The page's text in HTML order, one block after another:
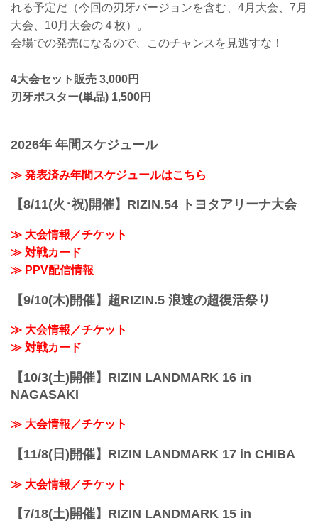
れる予定だ（今回の刃牙バージョンを含む、4月大会、7月
大会、10月大会の４枚）。
会場での発売になるので、このチャンスを見逃すな！
4大会セット販売 3,000円
刃牙ポスター(単品) 1,500円
2026年 年間スケジュール
≫ 発表済み年間スケジュールはこちら
【8/11(火･祝)開催】RIZIN.54 トヨタアリーナ大会
≫ 大会情報／チケット
≫ 対戦カード
≫ PPV配信情報
【9/10(木)開催】超RIZIN.5 浪速の超復活祭り
≫ 大会情報／チケット
≫ 対戦カード
【10/3(土)開催】RIZIN LANDMARK 16 in
NAGASAKI
≫ 大会情報／チケット
【11/8(日)開催】RIZIN LANDMARK 17 in CHIBA
≫ 大会情報／チケット
【7/18(土)開催】RIZIN LANDMARK 15 in